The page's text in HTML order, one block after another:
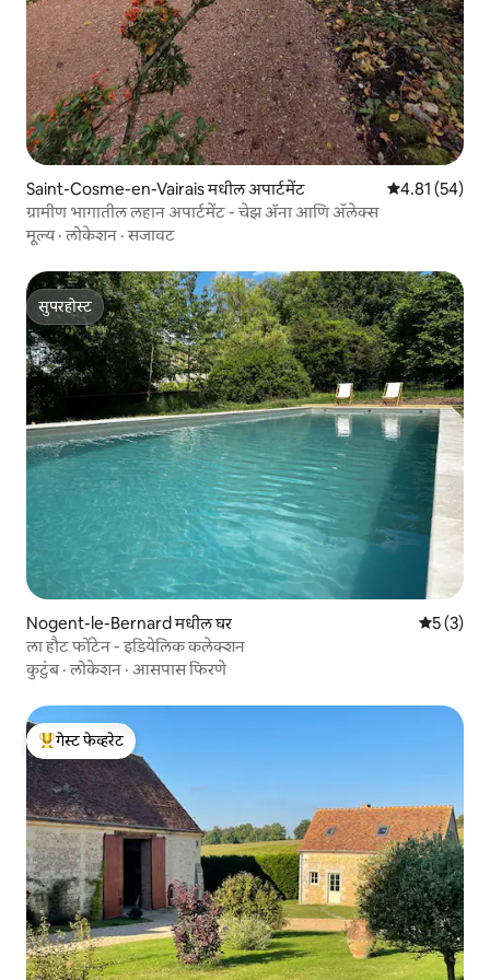
Saint-Cosme-en-Vairais मधील अपार्टमेंट 5 पैकी 4.81
4.81 (54)
ग्रामीण भागातील लहान अपार्टमेंट - चेझ ॲना आणि अ‍ॅलेक्स
मूल्य·लोकेशन ·सजावट
सुपरहोस्ट
सुपरहोस्ट
Nogent-le-Bernard मधील घर 5 पैकी 5
5 (3)
ला हौट फोंटेन - इडियेलिक कलेक्शन
कुटुंब·लोकेशन · आसपास फिरणे
टॉप गेस्ट फेव्हरेट
गेस्ट फेव्हरेट